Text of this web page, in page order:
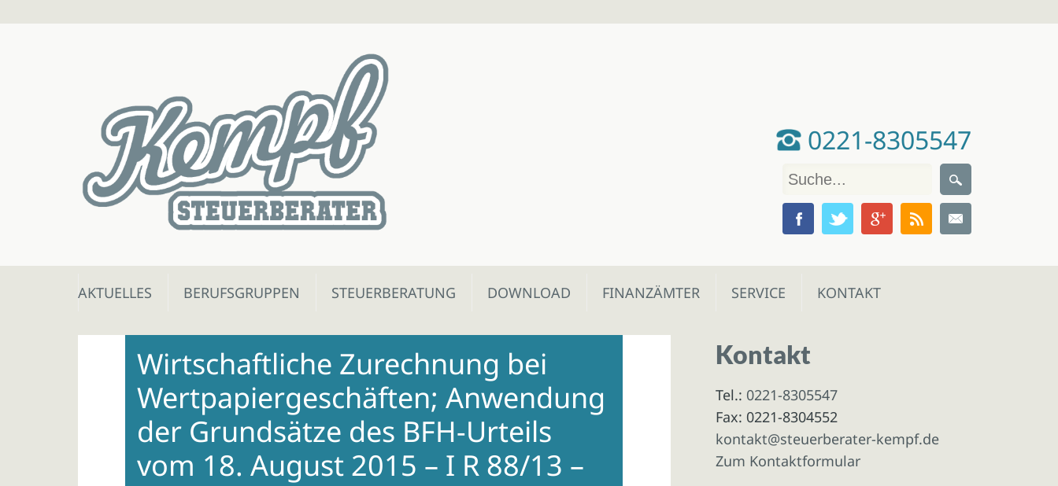
0221-8305547
Skip
AKTUELLES BERUFSGRUPPEN STEUERBERATUNG DOWNLOAD FINANZÄMTER SERVICE KONTAKT
Wirtschaftliche Zurechnung bei
Wertpapiergeschäften; Anwendung
der Grundsätze des BFH-Urteils
vom 18. August 2015 – I R 88/13 –
Kontakt
Tel.: 0221-8305547
Fax: 0221-8304552
kontakt@steuerberater-kempf.de
Zum Kontaktformular